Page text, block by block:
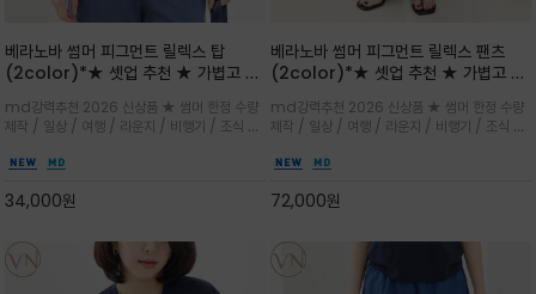
베라노바 썸머 피그먼트 릴렉스 탑
(2color)*★ 셋업 추천 ★ 가볍고 부
튼 소재로 완성
md강력추천 2026 신상품 ★ 썸머 한정 수량
제작 / 일상 / 여행 / 라운지 / 비행기 / 조식 /
그먼트로 제작되어 편하고 가볍게 후회없으실 아
34,000원
베라노바 썸머 피그먼트 릴렉스 팬츠
(2color)*★ 셋업 추천 ★ 가볍고 부
튼 소재로 완성
md강력추천 2026 신상품 ★ 썸머 한정 수량
제작 / 일상 / 여행 / 라운지 / 비행기 / 조식 /
그먼트로 제작되어 편하고 가볍게 후회없으실 아
72,000원